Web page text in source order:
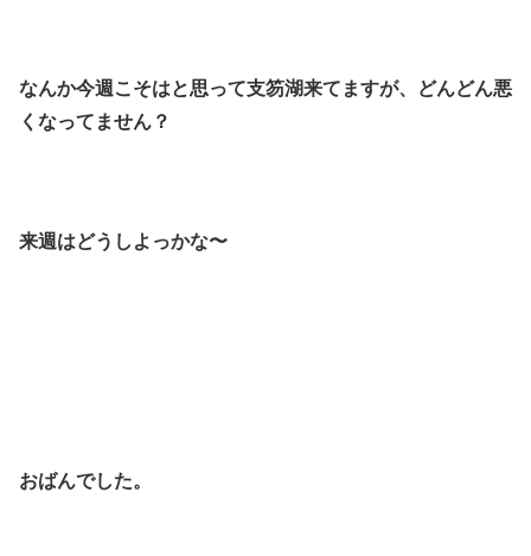
なんか今週こそはと思って支笏湖来てますが、どんどん悪
くなってません？
来週はどうしよっかな〜
おばんでした。